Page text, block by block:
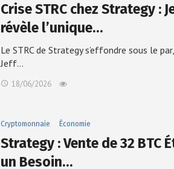
Crise STRC chez Strategy :
révèle l’unique…
Le STRC de Strategy s’effondre sous le
Jeff…
18/06/2026
Cryptomonnaie Économie
Strategy : Vente de 32 BTC
un Besoin…